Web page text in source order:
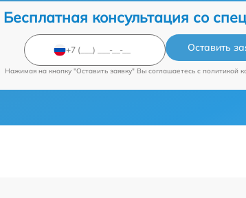
Бесплатная консультация со
Оставить
Нажимая на кнопку "Оставить заявку" Вы соглашаетесь c политикой